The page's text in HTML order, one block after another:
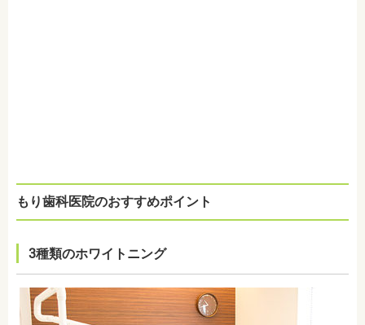
もり歯科医院のおすすめポイント
3種類のホワイトニング